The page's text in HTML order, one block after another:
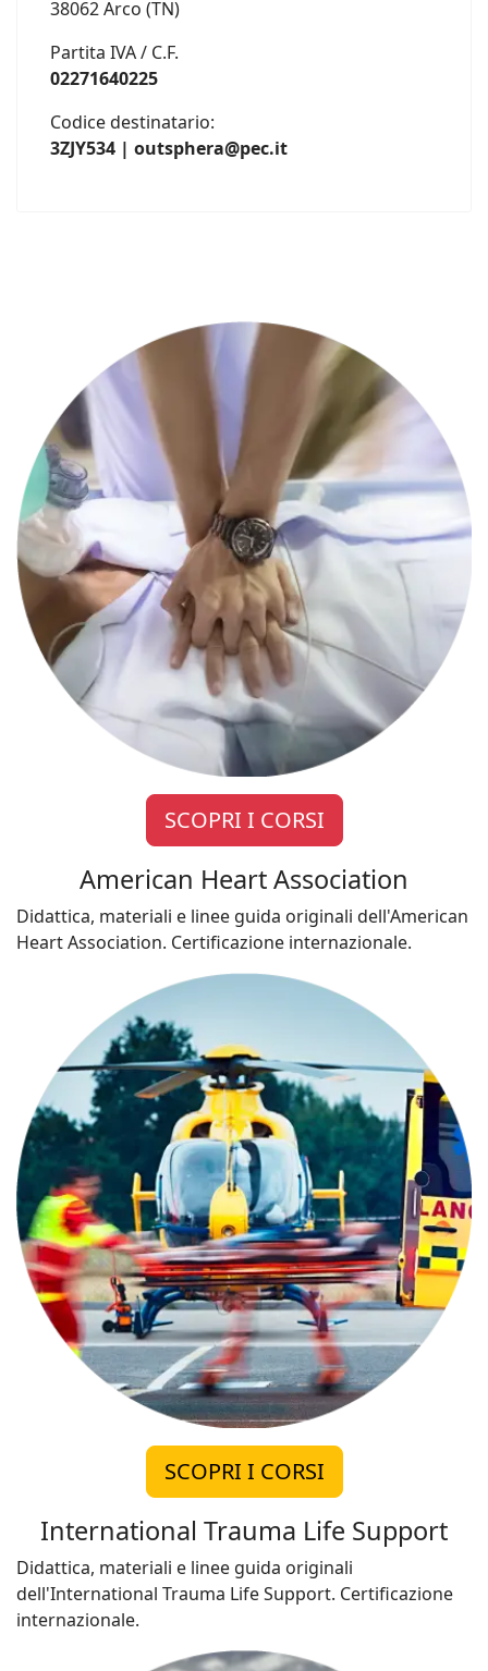
38062 Arco (TN)
Partita IVA / C.F.
02271640225
Codice destinatario:
3ZJY534 | outsphera@pec.it
SCOPRI I CORSI
American Heart Association
Didattica, materiali e linee guida originali dell'American
Heart Association. Certificazione internazionale.
SCOPRI I CORSI
International Trauma Life Support
Didattica, materiali e linee guida originali
dell'International Trauma Life Support. Certificazione
internazionale.